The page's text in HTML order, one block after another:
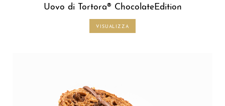
Uovo di Tortora® ChocolateEdition
VISUALIZZA